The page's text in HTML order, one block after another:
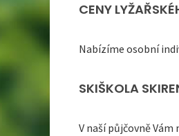
CENY
Nabízíme osobní
SKIŠKOLA
V naší půjčovně